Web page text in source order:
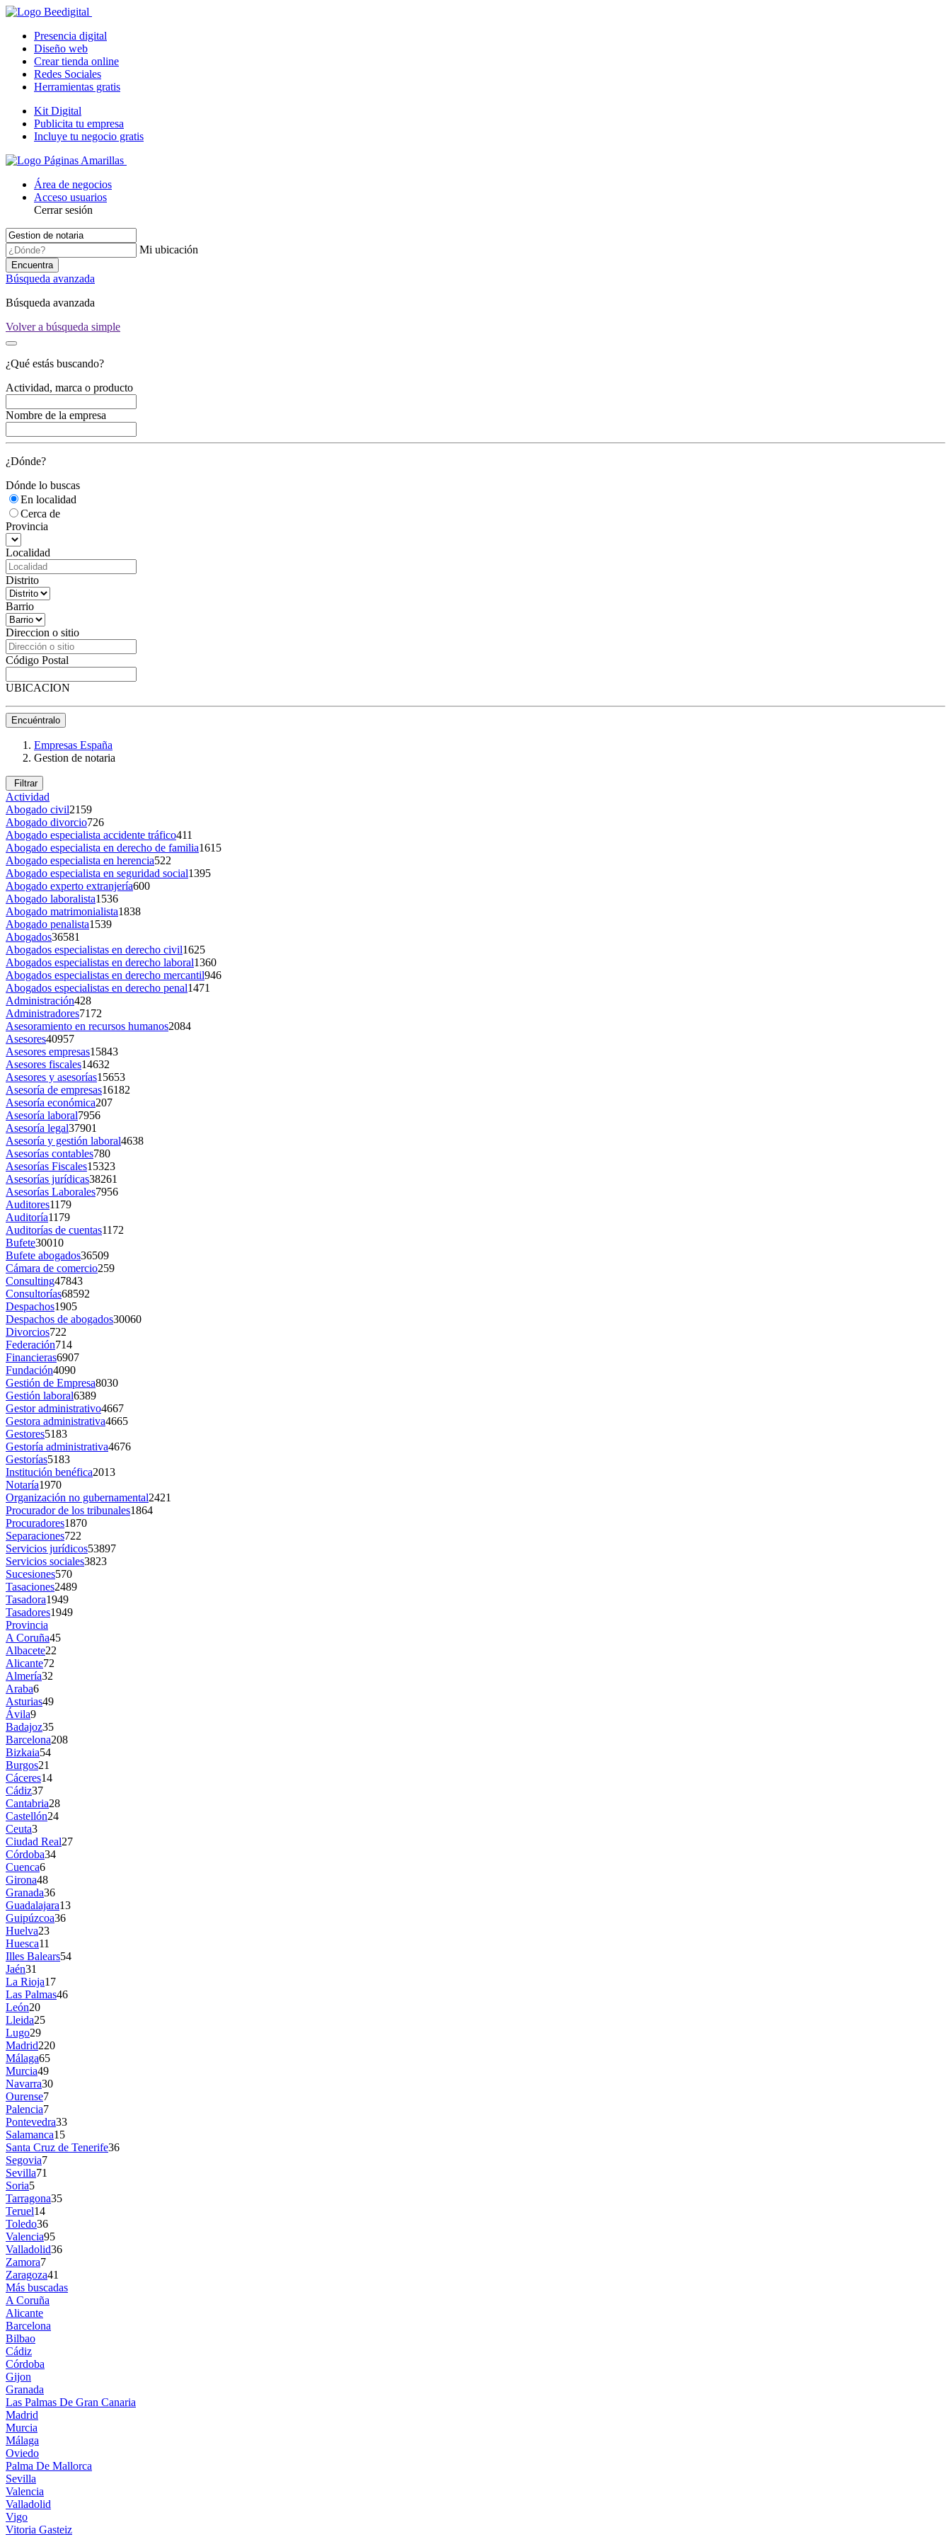
Presencia digital
Diseño web
Crear tienda online
Redes Sociales
Herramientas gratis
Kit Digital
Publicita tu empresa
Incluye tu negocio gratis
Área de negocios
Acceso usuarios
Cerrar sesión
Mi ubicación
Encuentra
Búsqueda avanzada
Búsqueda avanzada
Volver a búsqueda simple
¿Qué estás buscando?
Actividad, marca o producto
Nombre de la empresa
¿Dónde?
Dónde lo buscas
En localidad
Cerca de
Provincia
Localidad
Distrito
Barrio
Direccion o sitio
Código Postal
UBICACION
Encuéntralo
Empresas España
Gestion de notaria
Filtrar
Actividad
Abogado civil2159
Abogado divorcio726
Abogado especialista accidente tráfico411
Abogado especialista en derecho de familia1615
Abogado especialista en herencia522
Abogado especialista en seguridad social1395
Abogado experto extranjería600
Abogado laboralista1536
Abogado matrimonialista1838
Abogado penalista1539
Abogados36581
Abogados especialistas en derecho civil1625
Abogados especialistas en derecho laboral1360
Abogados especialistas en derecho mercantil946
Abogados especialistas en derecho penal1471
Administración428
Administradores7172
Asesoramiento en recursos humanos2084
Asesores40957
Asesores empresas15843
Asesores fiscales14632
Asesores y asesorías15653
Asesoría de empresas16182
Asesoría económica207
Asesoría laboral7956
Asesoría legal37901
Asesoría y gestión laboral4638
Asesorías contables780
Asesorías Fiscales15323
Asesorías jurídicas38261
Asesorías Laborales7956
Auditores1179
Auditoría1179
Auditorías de cuentas1172
Bufete30010
Bufete abogados36509
Cámara de comercio259
Consulting47843
Consultorías68592
Despachos1905
Despachos de abogados30060
Divorcios722
Federación714
Financieras6907
Fundación4090
Gestión de Empresa8030
Gestión laboral6389
Gestor administrativo4667
Gestora administrativa4665
Gestores5183
Gestoría administrativa4676
Gestorías5183
Institución benéfica2013
Notaría1970
Organización no gubernamental2421
Procurador de los tribunales1864
Procuradores1870
Separaciones722
Servicios jurídicos53897
Servicios sociales3823
Sucesiones570
Tasaciones2489
Tasadora1949
Tasadores1949
Provincia
A Coruña45
Albacete22
Alicante72
Almería32
Araba6
Asturias49
Ávila9
Badajoz35
Barcelona208
Bizkaia54
Burgos21
Cáceres14
Cádiz37
Cantabria28
Castellón24
Ceuta3
Ciudad Real27
Córdoba34
Cuenca6
Girona48
Granada36
Guadalajara13
Guipúzcoa36
Huelva23
Huesca11
Illes Balears54
Jaén31
La Rioja17
Las Palmas46
León20
Lleida25
Lugo29
Madrid220
Málaga65
Murcia49
Navarra30
Ourense7
Palencia7
Pontevedra33
Salamanca15
Santa Cruz de Tenerife36
Segovia7
Sevilla71
Soria5
Tarragona35
Teruel14
Toledo36
Valencia95
Valladolid36
Zamora7
Zaragoza41
Más buscadas
A Coruña
Alicante
Barcelona
Bilbao
Cádiz
Córdoba
Gijon
Granada
Las Palmas De Gran Canaria
Madrid
Murcia
Málaga
Oviedo
Palma De Mallorca
Sevilla
Valencia
Valladolid
Vigo
Vitoria Gasteiz